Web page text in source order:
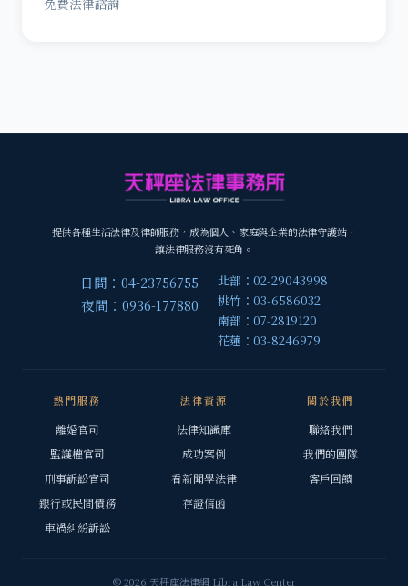
免費法律諮詢
提供各種生活法律及律師服務，成為個人、家庭與企業的法律守護站，
讓法律服務沒有死角。
日間：04-23756755
夜間：0936-177880
北部：02-29043998
桃竹：03-6586032
南部：07-2819120
花蓮：03-8246979
熱門服務
離婚官司
監護權官司
刑事訴訟官司
銀行或民間債務
車禍糾紛訴訟
法律資源
法律知識庫
成功案例
看新聞學法律
存證信函
關於我們
聯絡我們
我們的團隊
客戶回饋
© 2026 天秤座法律網 Libra Law Center